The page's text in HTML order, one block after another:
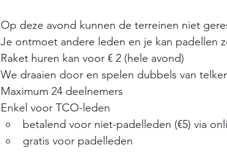
Op deze avond kunnen de terreinen niet
Je ontmoet andere leden en je kan padellen
Raket huren kan voor € 2 (hele avond)
We draaien door en spelen dubbels van
Maximum 24 deelnemers
Enkel voor TCO-leden
betalend voor niet-padelleden (€5) via
gratis voor padelleden